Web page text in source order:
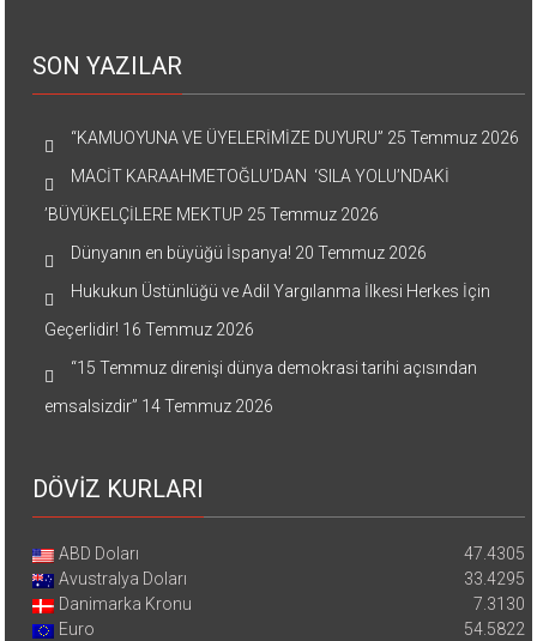
SON YAZILAR
“KAMUOYUNA VE ÜYELERİMİZE DUYURU” 25 Temmuz 2026
MACİT KARAAHMETOĞLU’DAN ‘SILA YOLU’NDAKİ
’BÜYÜKELÇİLERE MEKTUP 25 Temmuz 2026
Dünyanın en büyüğü İspanya! 20 Temmuz 2026
Hukukun Üstünlüğü ve Adil Yargılanma İlkesi Herkes İçin
Geçerlidir! 16 Temmuz 2026
“15 Temmuz direnişi dünya demokrasi tarihi açısından
emsalsizdir” 14 Temmuz 2026
DÖVİZ KURLARI
ABD Doları
47.4305
Avustralya Doları
33.4295
Danimarka Kronu
7.3130
Euro
54.5822